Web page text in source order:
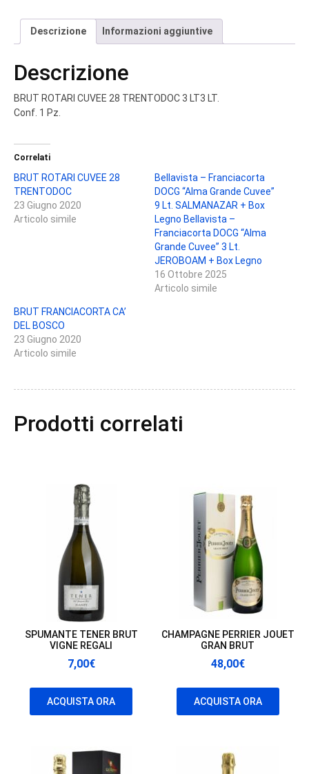
Descrizione Informazioni aggiuntive
Descrizione
BRUT ROTARI CUVEE 28 TRENTODOC 3 LT3 LT.
Conf. 1 Pz.
Correlati
BRUT ROTARI CUVEE 28
TRENTODOC
23 Giugno 2020
Articolo simile
Bellavista – Franciacorta
DOCG “Alma Grande Cuvee”
9 Lt. SALMANAZAR + Box
Legno Bellavista –
Franciacorta DOCG “Alma
Grande Cuvee” 3 Lt.
JEROBOAM + Box Legno
16 Ottobre 2025
Articolo simile
BRUT FRANCIACORTA CA’
DEL BOSCO
23 Giugno 2020
Articolo simile
Prodotti correlati
SPUMANTE TENER BRUT
VIGNE REGALI
7,00€
ACQUISTA ORA
CHAMPAGNE PERRIER JOUET
GRAN BRUT
48,00€
ACQUISTA ORA